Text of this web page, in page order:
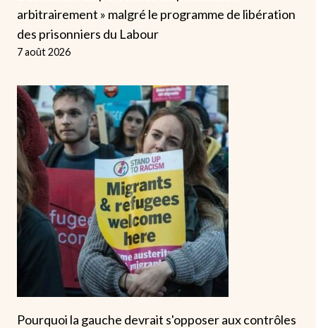
arbitrairement » malgré le programme de libération
des prisonniers du Labour
7 août 2026
Pourquoi la gauche devrait s'opposer aux contrôles